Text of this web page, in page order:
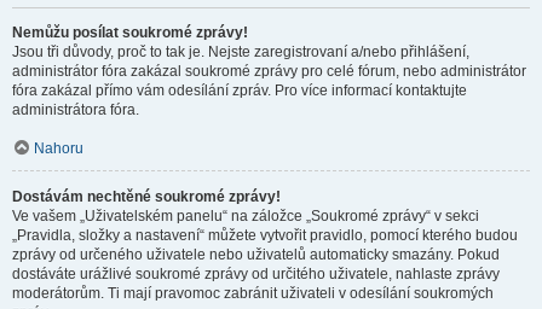
Nemůžu posílat soukromé zprávy!
Jsou tři důvody, proč to tak je. Nejste zaregistrovaní a/nebo přihlášení,
administrátor fóra zakázal soukromé zprávy pro celé fórum, nebo administrátor
fóra zakázal přímo vám odesílání zpráv. Pro více informací kontaktujte
administrátora fóra.
Nahoru
Dostávám nechtěné soukromé zprávy!
Ve vašem „Uživatelském panelu“ na záložce „Soukromé zprávy“ v sekci
„Pravidla, složky a nastavení“ můžete vytvořit pravidlo, pomocí kterého budou
zprávy od určeného uživatele nebo uživatelů automaticky smazány. Pokud
dostáváte urážlivé soukromé zprávy od určitého uživatele, nahlaste zprávy
moderátorům. Ti mají pravomoc zabránit uživateli v odesílání soukromých